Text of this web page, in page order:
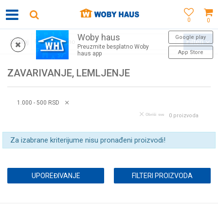
0
0
Woby haus
Preuzmite besplatno Woby
haus app
Google play
App Store
WOBY KARTICA NAGRAĐUJE SVAKU KUPOVINU!
ZAVARIVANJE, LEMLJENJE
Sortiraj Filteri
1.000 - 500 RSD
0 proizvoda
Obriši sve
Za izabrane kriterijume nisu pronađeni proizvodi!
UPOREĐIVANJE FILTERI PROIZVODA